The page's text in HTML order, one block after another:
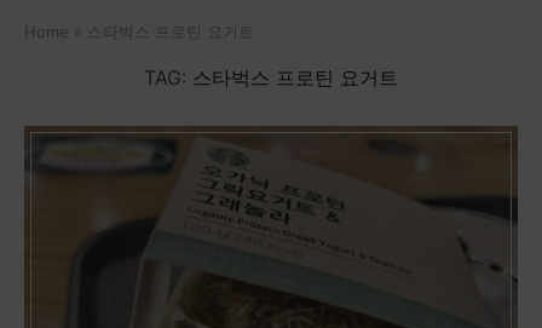
Home » 스타벅스 프로틴 요거트
TAG: 스타벅스 프로틴 요거트